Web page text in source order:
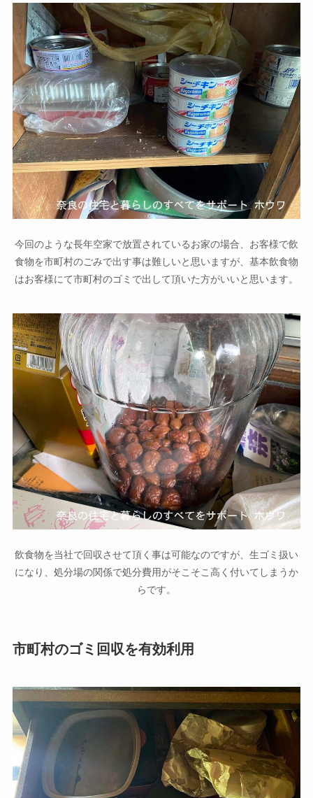
今回のような長年空家で放置されているお家の場合、お客様で飲
食物を市町村のごみで出す事は難しいと思いますが、基本飲食物
はお客様にて市町村のゴミで出して頂いた方がいいと思います。
飲食物を当社で回収させて頂く事は可能なのですが、生ゴミ扱い
になり、処分場の関係で処分費用がそこそこ高く付いてしまうか
らです。
市町村のゴミ回収を有効利用